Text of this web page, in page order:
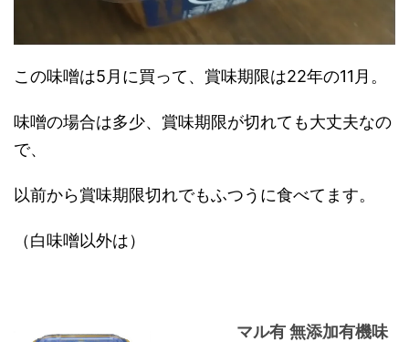
この味噌は5月に買って、賞味期限は22年の11月。
味噌の場合は多少、賞味期限が切れても大丈夫なの
で、
以前から賞味期限切れでもふつうに食べてます。
（白味噌以外は）
マル有 無添加有機味